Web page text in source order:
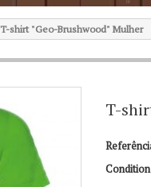
T-shirt "Geo-Brushwood" Mulher
T-